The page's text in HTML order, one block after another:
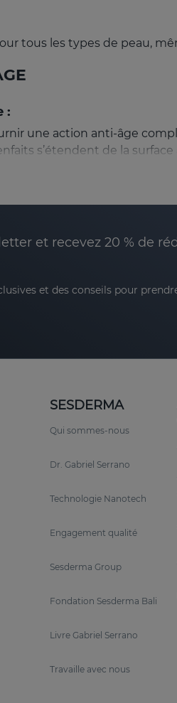
tous les types de peau,
:
une action anti-âge
s’étendent de la
: stimule la synthèse du
:la synergie avec
dans des
à libération prolongée
continue.
immédiate.
rétinoïdes assure queles
maximiser le
et recevez 20 % de
et des conseils pour
SESDERMA
Qui sommes-nous
Dr. Gabriel Serrano
Technologie Nanotech
Engagement qualité
Sesderma Group
Fondation Sesderma Bali
Livre Gabriel Serrano
Travaille avec nous